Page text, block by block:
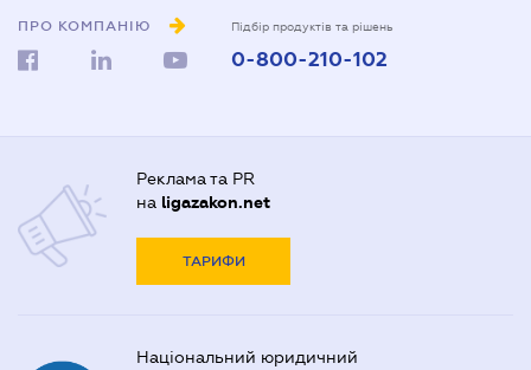
ПРО КОМПАНІЮ Підбір продуктів та рішень
0-800-210-102
Реклама та PR
на ligazakon.net
ТАРИФИ
Національний юридичний